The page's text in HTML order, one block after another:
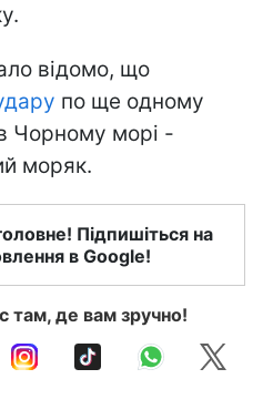
відомо, що
по ще одному
Чорному морі -
моряк.
Підпишіться на
в Google!
там, де вам зручно!